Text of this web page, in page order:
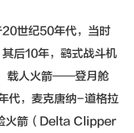
后10年，鹞式战斗机
载人火箭——登月舱
代，麦克唐纳-道格拉
火箭（Delta Clipper